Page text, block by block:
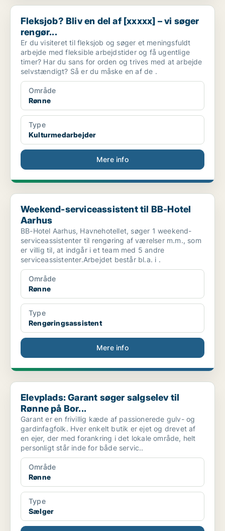
Fleksjob? Bliv en del af [xxxxx] – vi søger rengør...
Fleksjob? Bliv en del af [xxxxx] – vi søger
rengør...
Er du visiteret til fleksjob og søger et meningsfuldt
arbejde med fleksible arbejdstider og få ugentlige
timer? Har du sans for orden og trives med at arbejde
selvstændigt? Så er du måske en af de .
Område
Rønne
Type
Kulturmedarbejder
Mere info
Weekend-serviceassistent til BB-Hotel Aarhus
Weekend-serviceassistent til BB-Hotel
Aarhus
BB-Hotel Aarhus, Havnehotellet, søger 1 weekend-
serviceassistenter til rengøring af værelser m.m., som
er villig til, at indgår i et team med 5 andre
serviceassistenter.Arbejdet består bl.a. i .
Område
Rønne
Type
Rengøringsassistent
Mere info
Elevplads: Garant søger salgselev til Rønne på Bor...
Elevplads: Garant søger salgselev til
Rønne på Bor...
Garant er en frivillig kæde af passionerede gulv- og
gardinfagfolk. Hver enkelt butik er ejet og drevet af
en ejer, der med forankring i det lokale område, helt
personligt står inde for både servic..
Område
Rønne
Type
Sælger